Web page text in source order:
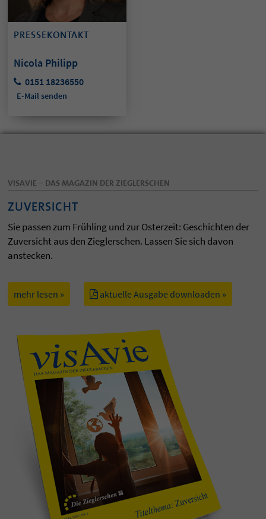
PRESSEKONTAKT
Nicola Philipp
0151 18236550
E-Mail senden
VISAVIE – DAS MAGAZIN DER ZIEGLERSCHEN
ZUVERSICHT
Sie passen zum Frühling und zur Osterzeit: Geschichten der
Zuversicht aus den Zieglerschen. Lassen Sie sich davon
anstecken.
mehr lesen » aktuelle Ausgabe downloaden »